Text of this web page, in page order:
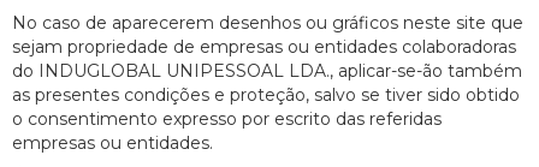
No caso de aparecerem desenhos ou gráficos neste site que
sejam propriedade de empresas ou entidades colaboradoras
do INDUGLOBAL UNIPESSOAL LDA., aplicar-se-ão também
as presentes condições e proteção, salvo se tiver sido obtido
o consentimento expresso por escrito das referidas
empresas ou entidades.